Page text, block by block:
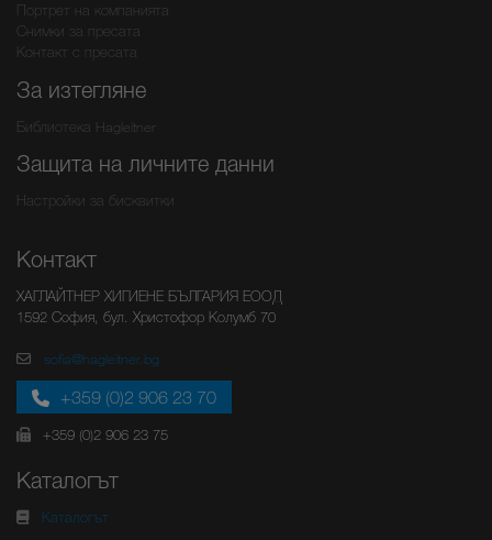
Портрет на компанията
Снимки за пресата
Контакт с пресата
За изтегляне
Библиотека Hagleitner
Защита на личните данни
Настройки за бисквитки
Контакт
ХАГЛАЙТНЕР ХИГИЕНЕ БЪЛГАРИЯ ЕООД
1592 София, бул. Христофор Колумб 70
sofia@hagleitner.bg
+359 (0)2 906 23 70
+359 (0)2 906 23 75
Каталогът
Каталогът